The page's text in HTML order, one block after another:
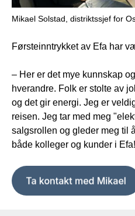
Mikael Solstad, distriktssjef for
Førsteinntrykket av Efa har
– Her er det mye kunnskap
hverandre. Folk er stolte av
og det gir energi. Jeg er
reisen. Jeg tar med meg
salgsrollen og gleder meg til
både kolleger og kunder i Efa!